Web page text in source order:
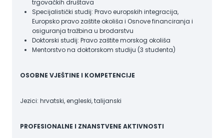
trgovačkih društava
Specijalistički studij: Pravo europskih integracija,
Europsko pravo zaštite okoliša i Osnove financiranja i
osiguranja tražbina u brodarstvu
Doktorski studij: Pravo zaštite morskog okoliša
Mentorstvo na doktorskom studiju (3 studenta)
OSOBNE VJEŠTINE I KOMPETENCIJE
Jezici: hrvatski, engleski, talijanski
PROFESIONALNE I ZNANSTVENE AKTIVNOSTI